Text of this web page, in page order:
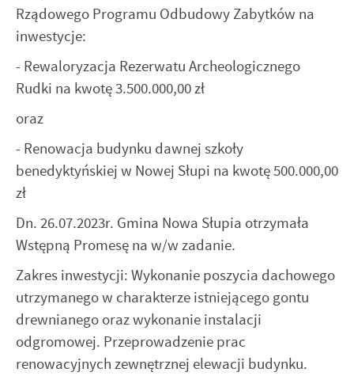
Rządowego Programu Odbudowy Zabytków na
inwestycje:
- Rewaloryzacja Rezerwatu Archeologicznego
Rudki na kwotę 3.500.000,00 zł
oraz
- Renowacja budynku dawnej szkoły
benedyktyńskiej w Nowej Słupi na kwotę 500.000,00
zł
Dn. 26.07.2023r. Gmina Nowa Słupia otrzymała
Wstępną Promesę na w/w zadanie.
Zakres inwestycji: Wykonanie poszycia dachowego
utrzymanego w charakterze istniejącego gontu
drewnianego oraz wykonanie instalacji
odgromowej. Przeprowadzenie prac
renowacyjnych zewnętrznej elewacji budynku.
internetowej. Treści promocyjne mogą pojawić się na
stronach podmiotów trzecich lub firm będących naszymi
w charakterze pośredników prezentujących nasze treści w
postaci wiadomości, ofert, komunikatów mediów